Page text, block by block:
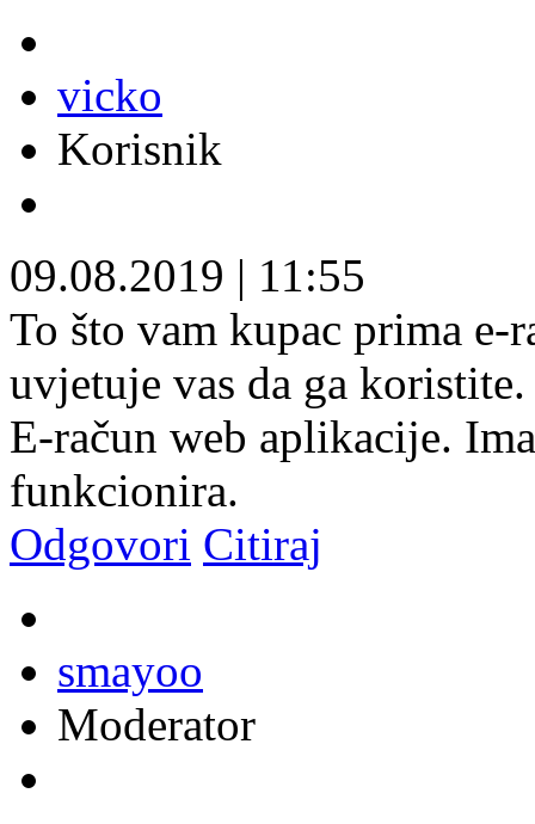
vicko
Korisnik
09.08.2019 | 11:55
To što vam kupac prima e-
uvjetuje vas da ga
E-račun web aplikacije.
funkcionira.
Odgovori Citiraj
smayoo
Moderator